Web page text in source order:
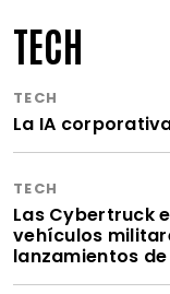
TECH
TECH
La IA
TECH
Las Cybertruck
vehículos
lanzamientos de